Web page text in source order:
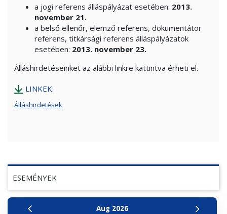
ESEMÉNYEK
Aug 2026
a jogi referens álláspályázat esetében: 2013.
november 21.
a belső ellenőr, elemző referens, dokumentátor
referens, titkársági referens álláspályázatok
esetében: 2013. november 23.
Álláshirdetéseinket az alábbi linkre kattintva érheti el.
LINKEK:
Álláshirdetések